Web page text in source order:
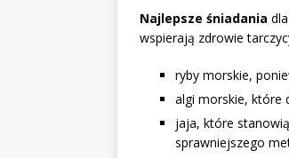
Najlepsze śniadania
wspierają zdrowie
ryby morskie,
algi morskie, które
jaja, które
sprawniejszego